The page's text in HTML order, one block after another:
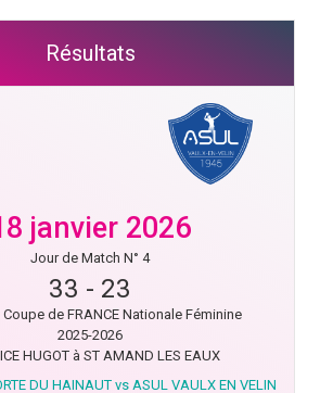
Résultats
janvier 2026
Jour de Match N° 4
33 - 23
Coupe de FRANCE Nationale Féminine
2025-2026
HUGOT à ST AMAND LES EAUX
DU HAINAUT vs ASUL VAULX EN VELIN